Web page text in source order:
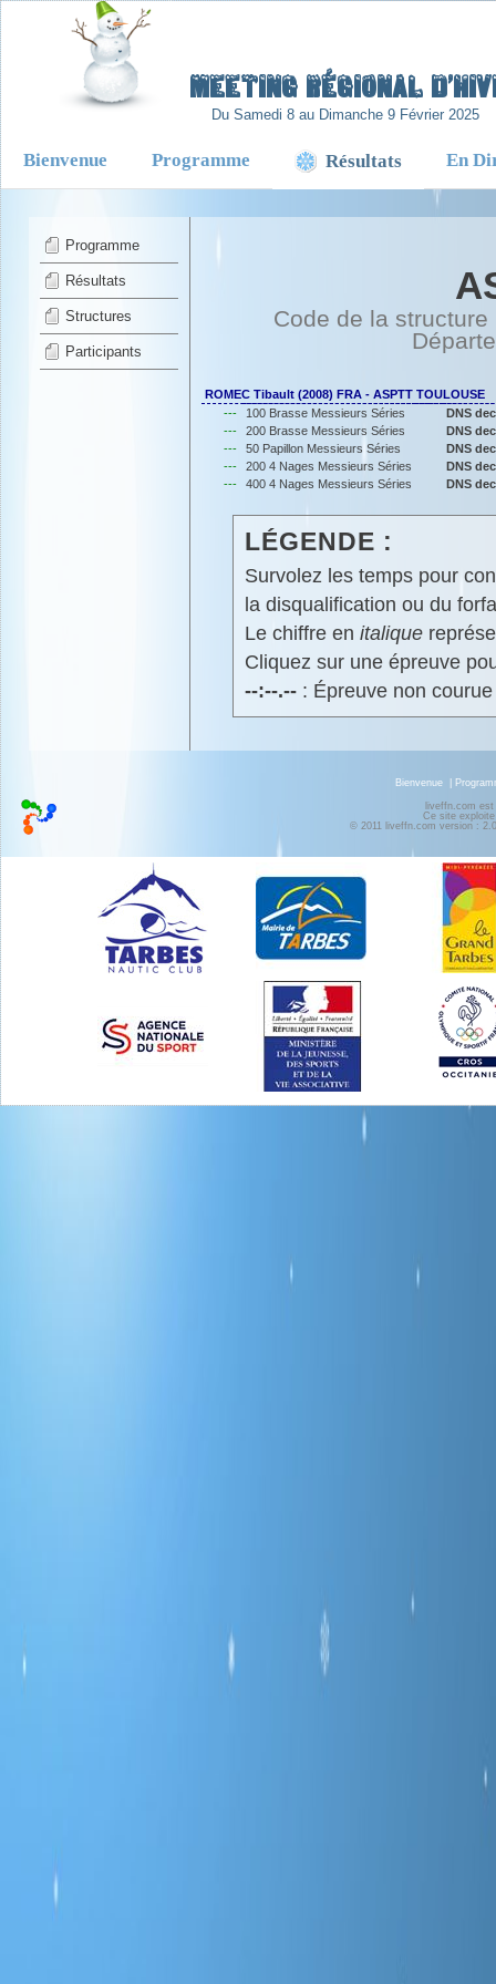
Meeting Régional
Du Samedi 8 au Dimanche 9 Février 2025
Bienvenue Programme Résultats En
Programme
Résultats
Structures
Participants
Code de la
ROMEC Tibault (2008) FRA - ASPTT TOULOUSE
---
100 Brasse Messieurs Séries
DNS dec
---
200 Brasse Messieurs Séries
DNS dec
---
50 Papillon Messieurs Séries
DNS dec
---
200 4 Nages Messieurs Séries
DNS dec
---
400 4 Nages Messieurs Séries DNS dec
LÉGENDE :
Survolez les temps pour
la disqualification ou du
Le chiffre en italique
Cliquez sur une épreuve
--:--.--: Épreuve non
Bienvenue
liveffn.com
Ce site
© 2011 liveffn.com version :